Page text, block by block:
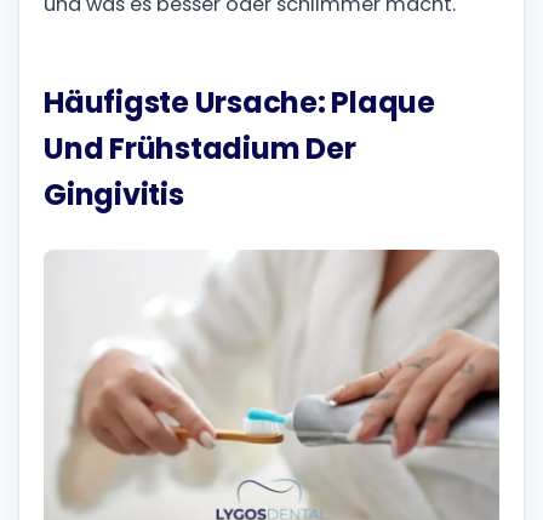
Häufigste Ursache: Plaque
Und Frühstadium Der
Gingivitis